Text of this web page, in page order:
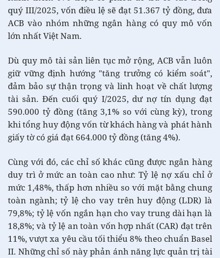
quý III/2025, vốn điều lệ sẽ đạt 51.367 tỷ đồng, đưa
ACB vào nhóm những ngân hàng có quy mô vốn
lớn nhất Việt Nam.
Dù quy mô tài sản liên tục mở rộng, ACB vẫn luôn
giữ vững định hướng "tăng trưởng có kiểm soát",
đảm bảo sự thận trọng và linh hoạt về chất lượng
tài sản. Đến cuối quý I/2025, dư nợ tín dụng đạt
590.000 tỷ đồng (tăng 3,1% so với cùng kỳ), trong
khi tổng huy động vốn từ khách hàng và phát hành
giấy tờ có giá đạt 664.000 tỷ đồng (tăng 4%).
Cùng với đó, các chỉ số khác cũng được ngân hàng
duy trì ở mức an toàn cao như: Tỷ lệ nợ xấu chỉ ở
mức 1,48%, thấp hơn nhiều so với mặt bằng chung
toàn ngành; tỷ lệ cho vay trên huy động (LDR) là
79,8%; tỷ lệ vốn ngắn hạn cho vay trung dài hạn là
18,8%; và tỷ lệ an toàn vốn hợp nhất (CAR) đạt trên
11%, vượt xa yêu cầu tối thiểu 8% theo chuẩn Basel
II. Những chỉ số này phản ánh năng lực quản trị tài